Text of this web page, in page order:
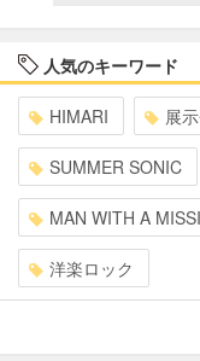
人気のキーワード
HIMARI 展
SUMMER SONIC
MAN WITH A
洋楽ロック